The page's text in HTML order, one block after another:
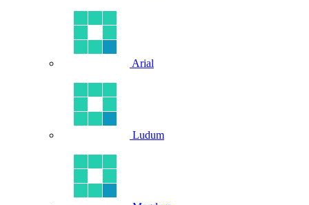
Arial
Ludum